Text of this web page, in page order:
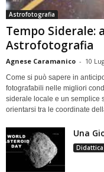
Astrofotografia
Tempo Siderale:
Astrofotografia
Agnese Caramanico - 10
Come si può sapere in
fotografabili nelle migliori
siderale locale e un semplice
orientarsi tra le coordinate
Una